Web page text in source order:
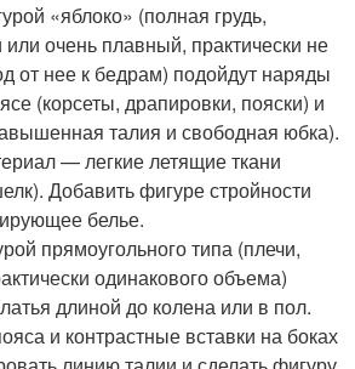
«яблоко» (полная грудь,
или очень плавный, практически не
от нее к бедрам) подойдут наряды
(корсеты, драпировки, пояски) и
талия и свободная юбка).
— легкие летящие ткани
Добавить фигуре стройности
белье.
прямоугольного типа (плечи,
одинакового объема)
длиной до колена или в пол.
и контрастные вставки на боках